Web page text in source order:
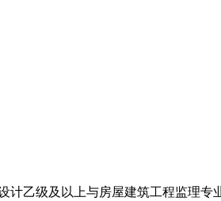
乙级及以上与房屋建筑工程监理